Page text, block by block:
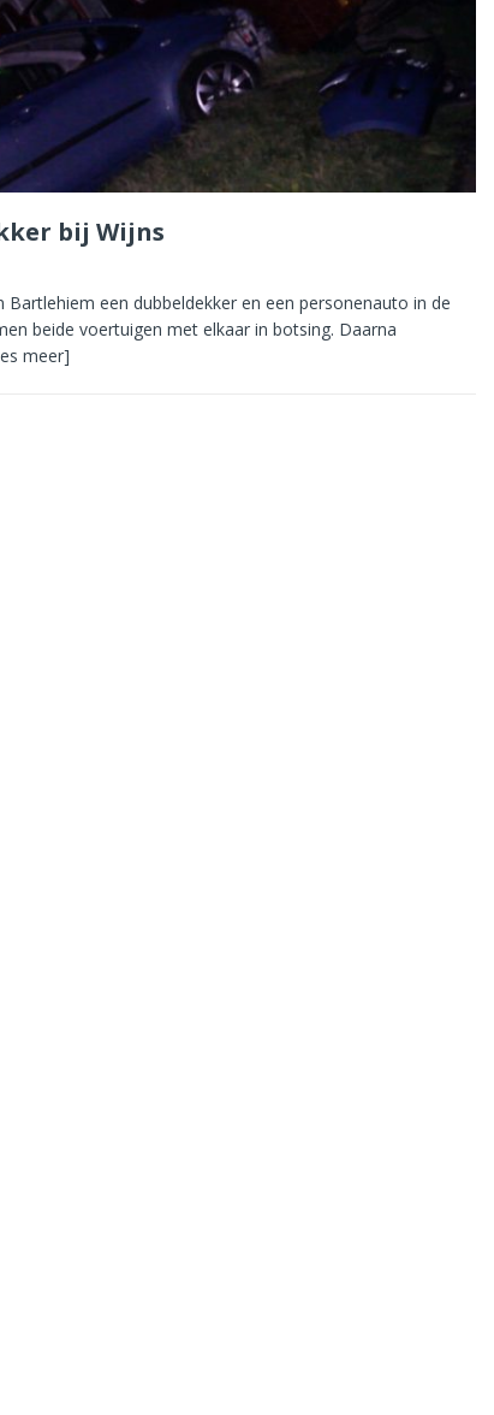
bij Wijns
een dubbeldekker en een personenauto in de
beide voertuigen met elkaar in botsing. Daarna
meer]